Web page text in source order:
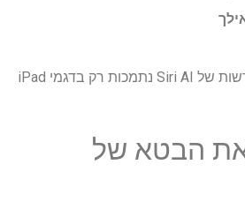
ראוי לציין שהתכונות החדשות של Siri AI נתמכות רק בדגמי iPad
את הבטא של